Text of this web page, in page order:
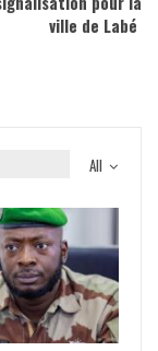
ville de Labé
All